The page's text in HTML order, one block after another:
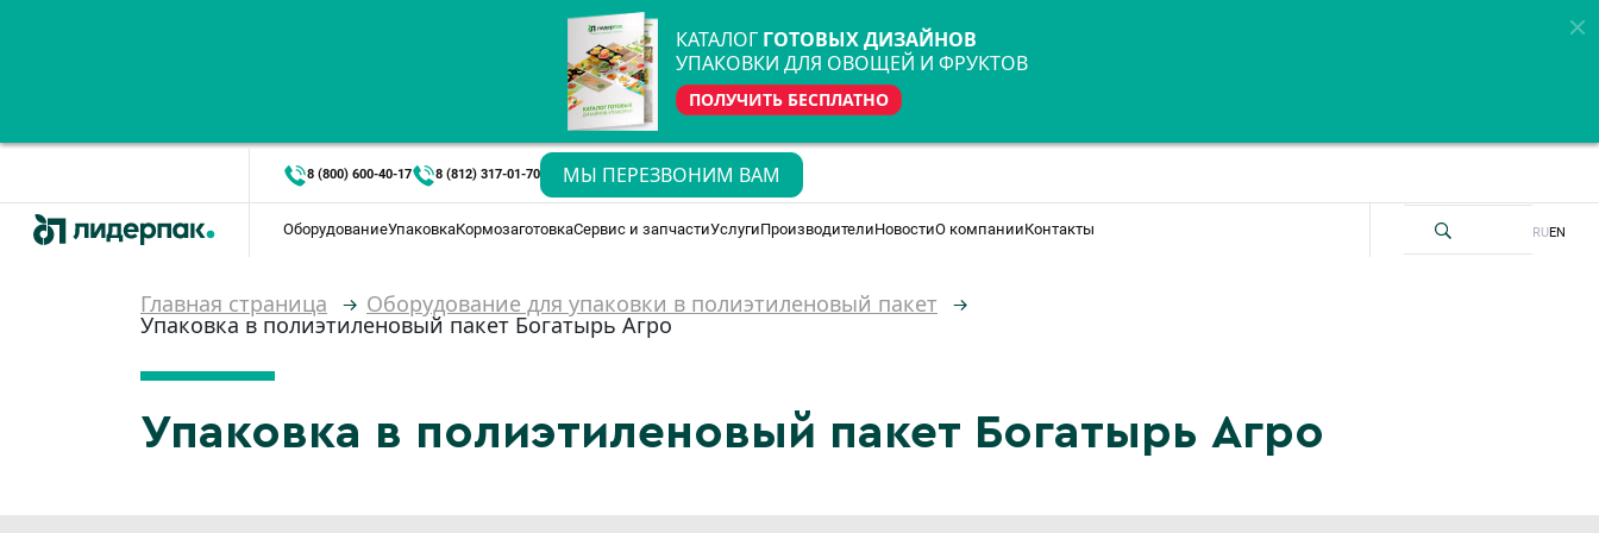
КАТАЛОГ ГОТОВЫХ ДИЗАЙНОВ
УПАКОВКИ ДЛЯ ОВОЩЕЙ И ФРУКТОВ
ПОЛУЧИТЬ БЕСПЛАТНО
8 (800) 600-40-17 8 (812) 317-01-70 МЫ ПЕРЕЗВОНИМ ВАМ
ОборудованиеУпаковкаКормозаготовкаСервис и запчастиУслугиПроизводителиНовостиО компанииКонтакты RUEN
Главная страница Оборудование для упаковки в полиэтиленовый пакет
Упаковка в полиэтиленовый пакет Богатырь Агро
Упаковка в полиэтиленовый пакет Богатырь Агро